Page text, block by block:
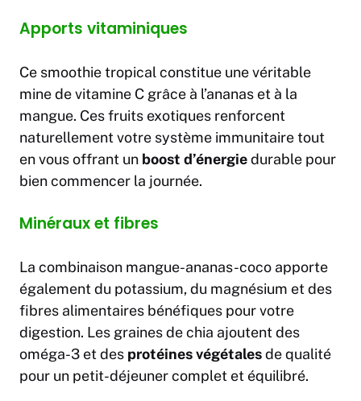
Apports vitaminiques
Ce smoothie tropical constitue une véritable
mine de vitamine C grâce à l’ananas et à la
mangue. Ces fruits exotiques renforcent
naturellement votre système immunitaire tout
en vous offrant un boost d’énergiedurable pour
bien commencer la journée.
Minéraux et fibres
La combinaison mangue-ananas-coco apporte
également du potassium, du magnésium et des
fibres alimentaires bénéfiques pour votre
digestion. Les graines de chia ajoutent des
oméga-3 et des protéines végétalesde qualité
pour un petit-déjeuner complet et équilibré.